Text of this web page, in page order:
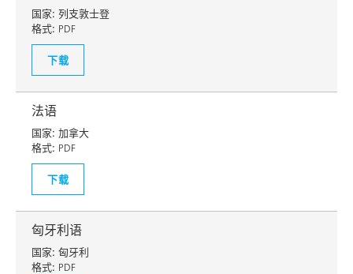
国家: 列支敦士登
格式: PDF
下载
法语
国家: 加拿大
格式: PDF
下载
匈牙利语
国家: 匈牙利
格式: PDF